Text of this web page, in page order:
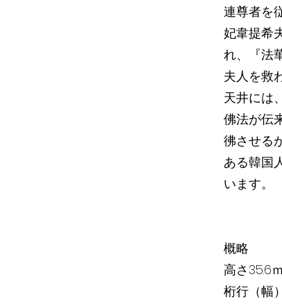
連尊者を
妃韋提希
れ、『法
夫人を救
天井には
佛法が伝
彿させる
ある韓国
います。
概略
高さ35.6
桁行（幅